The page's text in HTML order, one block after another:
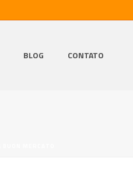
BLOG CONTATO